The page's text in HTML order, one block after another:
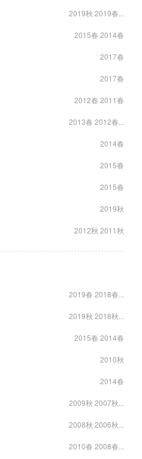
2019秋 2019春...
2015春 2014春
2017春
2017春
2012春 2011春
2013春 2012春...
2014春
2015春
2015春
2019秋
2012秋 2011秋
2019春 2018春...
2019秋 2018秋...
2015春 2014春
2010秋
2014春
2009秋 2007秋...
2008秋 2006秋...
2010春 2008春...